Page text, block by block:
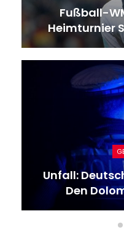
Eröffnung Der
Lob
„Rennen